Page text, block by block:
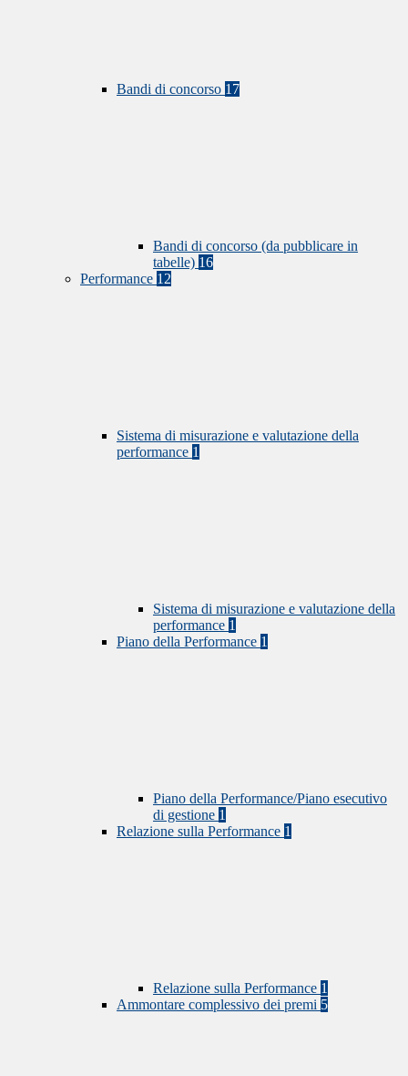
Bandi di concorso 17
Bandi di concorso (da pubblicare in
tabelle) 16
Performance 12
Sistema di misurazione e valutazione della
performance 1
Sistema di misurazione e valutazione della
performance 1
Piano della Performance 1
Piano della Performance/Piano esecutivo
di gestione 1
Relazione sulla Performance 1
Relazione sulla Performance 1
Ammontare complessivo dei premi 5